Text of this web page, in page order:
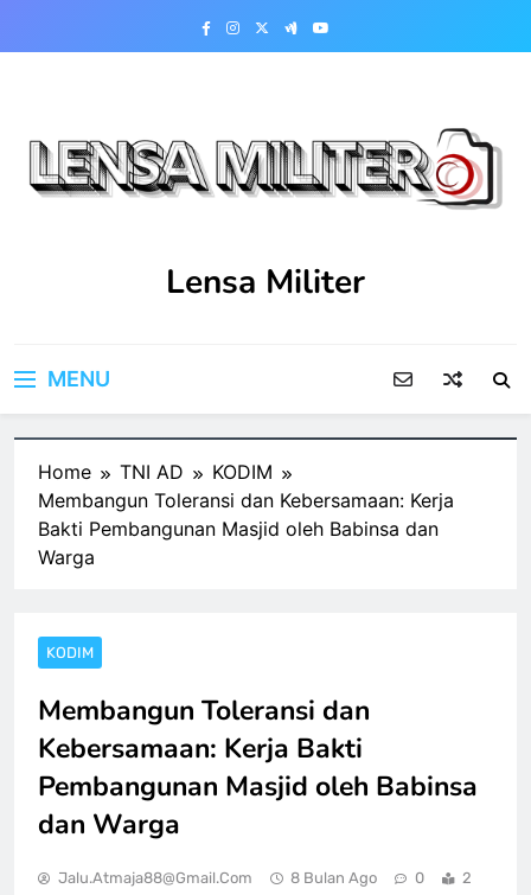
Lensa Militer
MENU
Home TNI AD
KODIM
Membangun Toleransi dan Kebersamaan: Kerja
Bakti Pembangunan Masjid oleh Babinsa dan
Warga
KODIM
Membangun Toleransi dan
Kebersamaan: Kerja Bakti
Pembangunan Masjid oleh Babinsa
dan Warga
Jalu.atmaja88@gmail.com 8 Bulan Ago 0
2